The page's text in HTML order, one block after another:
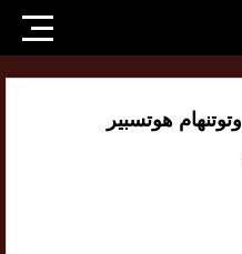
هوتسبير